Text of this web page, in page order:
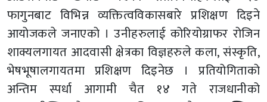
फागुनबाट विभिन्न व्यक्तित्वविकासबारे प्रशिक्षण दिइने
आयोजकले जनाएको । उनीहरुलाई कोरियोग्राफर रोजिन
शाक्यलगायत आदवासी क्षेत्रका विज्ञहरुले कला, संस्कृति,
भेषभूषालगायतमा प्रशिक्षण दिइनेछ । प्रतियोगिताको
अन्तिम स्पर्धा आगामी चैत १४ गते राजधानीको